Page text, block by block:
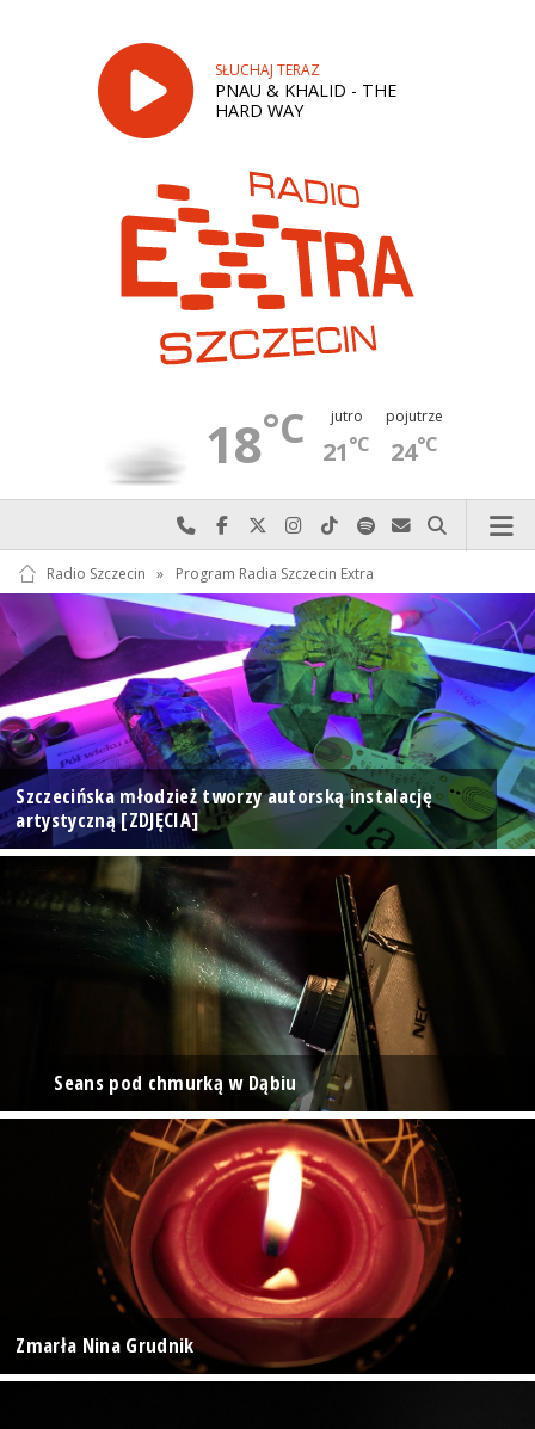
SŁUCHAJ TERAZ
PNAU & KHALID - THE
HARD WAY
18°C jutro
21°C
pojutrze
24°C
Najlepiej po prostu do nas zadzwoń
Odwiedź nas na Facebook-u
Odwiedź nas na X
Odwiedź nas na Instagram-ie
Odwiedź nas na TikTok-u
Szukaj nas na Spotify
Wyślij do nas
Szukaj
Radio Szczecin » Program Radia Szczecin Extra
Szczecińska młodzież tworzy autorską instalację
artystyczną [ZDJĘCIA]
Seans pod chmurką w Dąbiu
Zmarła Nina Grudnik